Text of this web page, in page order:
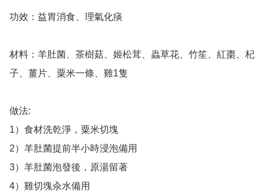
功效：益胃消食、理氣化痰
材料：羊肚菌、茶樹菇、姬松茸、蟲草花、竹笙、紅棗、杞
子、薑片、粟米一條、雞1隻
做法:
1）食材洗乾淨，粟米切塊
2）羊肚菌提前半小時浸泡備用
3）羊肚菌泡發後，原湯留著
4）雞切塊汆水備用